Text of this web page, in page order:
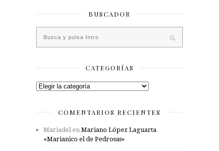
BUSCADOR
CATEGORÍAS
Categorías
COMENTARIOS RECIENTES
Mariadel en Mariano López Laguarta
«Marianico el de Pedrosas»